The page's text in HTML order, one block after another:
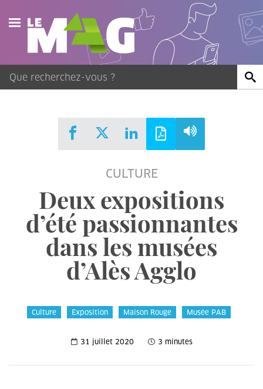
Actualités
Agenda
Publications
CULTURE
Deux expositions
d’été passionnantes
dans les musées
d’Alès Agglo
Culture Exposition Maison Rouge Musée PAB
31 juillet 2020 3 minutes